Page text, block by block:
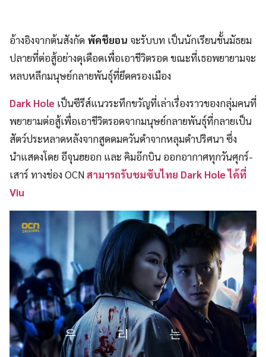
อ้างอิงจากต้นสังกัด พัคชียอน จะรับบท เป็นนักเรียนชั้นมัธยม
ปลายที่ต่อสู้อย่างดุเดือดเพื่อเอาชีวิตรอด ขณะที่เธอพยายามจะ
หลบหลีกมนุษย์กลายพันธุ์ที่ยึดครองเมือง
Dark Hole เป็นซีรีส์แนวระทึกขวัญที่เล่าเรื่องราวของกลุ่มคนที่
พยายามต่อสู้เพื่อเอาชีวิตรอดจากมนุษย์กลายพันธุ์ที่กลายเป็น
สัตว์ประหลาดหลังจากสูดดมควันดำจากหลุมดำปริศนา ซึ่ง
นำแสดงโดย อีจุนฮยอก และ คิมอ๊กบิน ออกอากาศทุกวันศุกร์-
เสาร์ ทางช่อง OCNสามารถรับชมซับไทย Dark Hole ได้ที่
Viu